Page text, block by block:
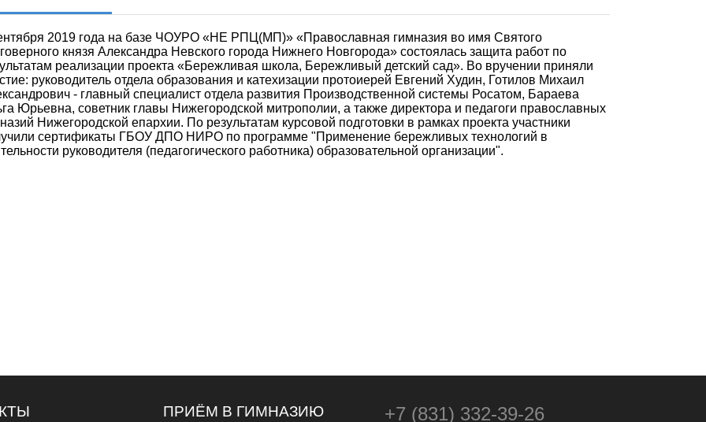
ИНФОРМАЦИЯ О
ЛЬГОТНЫХ ЗАВТРАКАХ
2019 года на базе ЧОУРО «НЕ РПЦ(МП)» «Православная гимназия во имя Святого
князя Александра Невского города Нижнего Новгорода» состоялась защита работ по
реализации проекта «Бережливая школа, Бережливый детский сад». Во вручении приняли
руководитель отдела образования и катехизации протоиерей Евгений Худин, Готилов Михаил
- главный специалист отдела развития Производственной системы Росатом, Бараева
Юрьевна, советник главы Нижегородской митрополии, а также директора и педагоги православных
Нижегородской епархии. По результатам курсовой подготовки в рамках проекта участники
сертификаты ГБОУ ДПО НИРО по программе "Применение бережливых технологий в
руководителя (педагогического работника) образовательной организации".
+7 (831) 332-39-26
ПРИЁМ В ГИМНАЗИЮ